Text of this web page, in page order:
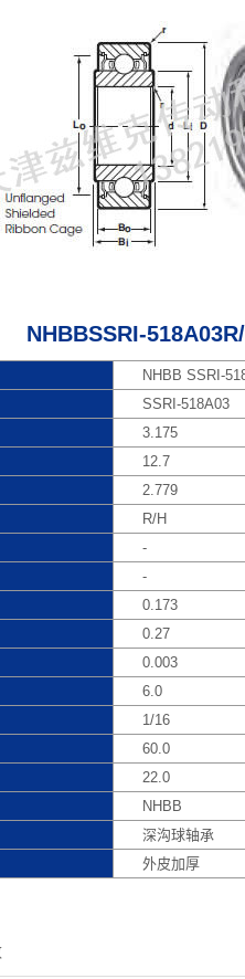
NHBBSSRI-
NHBB SSRI-
SSRI-518A03
3.175
12.7
2.779
R/H
-
-
0.173
0.27
0.003
6.0
1/16
60.0
22.0
NHBB
深沟球轴承
外皮加厚